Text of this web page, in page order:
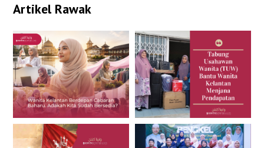
Artikel Rawak